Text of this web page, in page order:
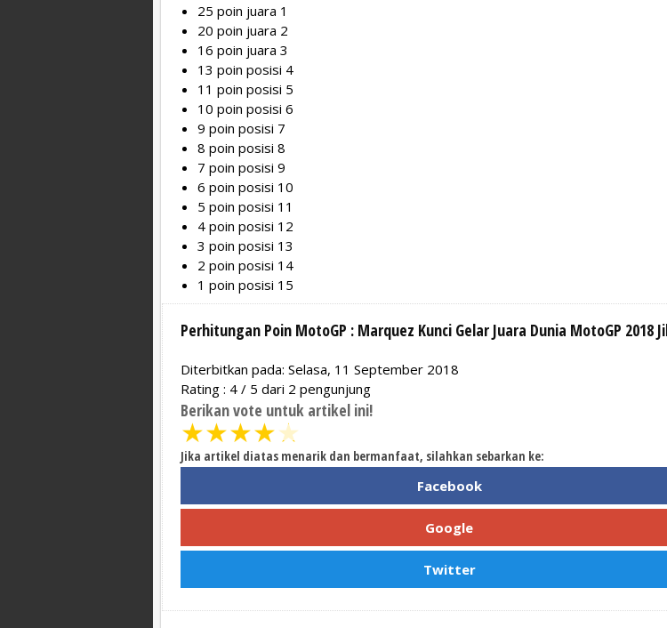
25 poin juara 1
20 poin juara 2
16 poin juara 3
13 poin posisi 4
11 poin posisi 5
10 poin posisi 6
9 poin posisi 7
8 poin posisi 8
7 poin posisi 9
6 poin posisi 10
5 poin posisi 11
4 poin posisi 12
3 poin posisi 13
2 poin posisi 14
1 poin posisi 15
Perhitungan Poin MotoGP : Marquez Kunci Gelar Juara Dunia MotoGP 2018
Diterbitkan pada: Selasa, 11 September 2018
Rating : 4 / 5 dari 2 pengunjung
Berikan vote untuk artikel ini!
★★★★★
Jika artikel diatas menarik dan bermanfaat, silahkan sebarkan ke:
Facebook
Google
Twitter